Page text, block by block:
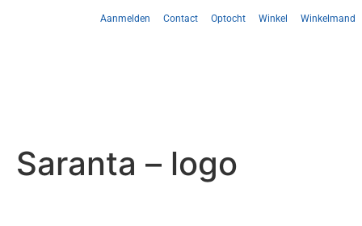
Aanmelden Contact Optocht Winkel Winkelmand
Saranta – logo